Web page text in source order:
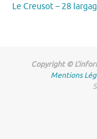
Le Creusot – 28
Copyright ©
Mentions